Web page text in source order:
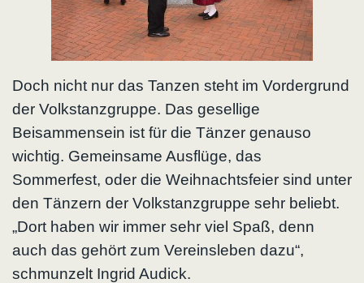
Doch nicht nur das Tanzen steht im Vordergrund
der Volkstanzgruppe. Das gesellige
Beisammensein ist für die Tänzer genauso
wichtig. Gemeinsame Ausflüge, das
Sommerfest, oder die Weihnachtsfeier sind unter
den Tänzern der Volkstanzgruppe sehr beliebt.
„Dort haben wir immer sehr viel Spaß, denn
auch das gehört zum Vereinsleben dazu“,
schmunzelt Ingrid Audick.